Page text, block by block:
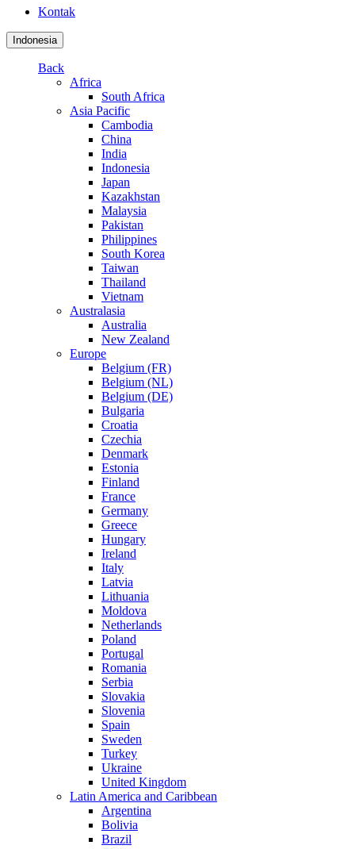
Kontak
Indonesia
Back
Africa
South Africa
Asia Pacific
Cambodia
China
India
Indonesia
Japan
Kazakhstan
Malaysia
Pakistan
Philippines
South Korea
Taiwan
Thailand
Vietnam
Australasia
Australia
New Zealand
Europe
Belgium (FR)
Belgium (NL)
Belgium (DE)
Bulgaria
Croatia
Czechia
Denmark
Estonia
Finland
France
Germany
Greece
Hungary
Ireland
Italy
Latvia
Lithuania
Moldova
Netherlands
Poland
Portugal
Romania
Serbia
Slovakia
Slovenia
Spain
Sweden
Turkey
Ukraine
United Kingdom
Latin America and Caribbean
Argentina
Bolivia
Brazil